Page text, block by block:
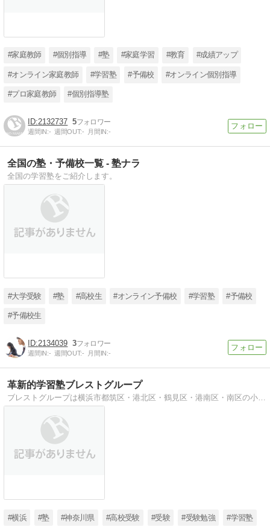
#家庭教師 #個別指導 #塾 #家庭学習 #教育 #成績アップ
#オンライン家庭教師 #学習塾 #予備校 #オンライン個別指導
#プロ家庭教師 #個別指導塾
2132737 5
週間IN:- 週間OUT:- 月間IN:-
全国の塾・予備校一覧 - 塾ナラ
全国の学習塾をご紹介します。
#大学受験 #塾 #高校生 #オンライン予備校 #学習塾 #予備校
#予備校生
2134039 3
週間IN:- 週間OUT:- 月間IN:-
革新的学習塾ブレストグループ
ブレストグループは横浜市都筑区・港北区・鶴見区・港南区・南区の小学生・中学生を対象とした学習塾「BREST・FULLMARKS(フルマーク)」を運営しています。完全学区に対応した少人数制参加型授業。講師は100％正社員。
#横浜 #塾 #神奈川県 #高校受験 #受験 #受験勉強 #学習塾